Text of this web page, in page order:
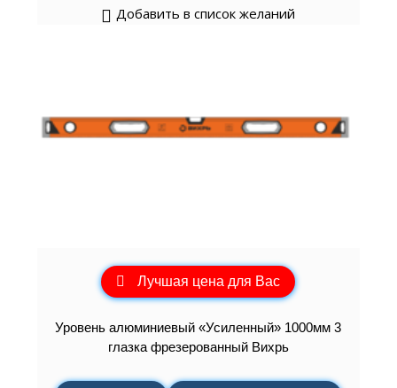
Добавить в список желаний
Лучшая цена для Вас
Уровень алюминиевый «Усиленный» 1000мм 3
глазка фрезерованный Вихрь